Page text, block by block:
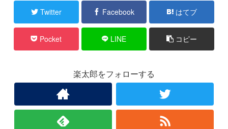
Twitter Facebook はてブ
Pocket LINE コピー
楽太郎をフォローする